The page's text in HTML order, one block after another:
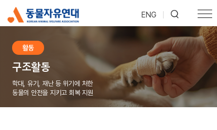
ENG
활동
구조활동
학대, 유기, 재난 등 위기에 처한
동물의 안전을 지키고 회복 지원